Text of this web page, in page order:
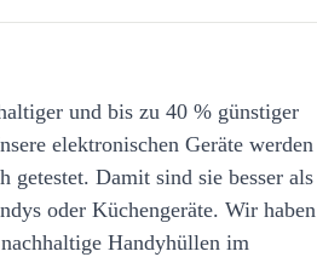
und bis zu 40 % günstiger
elektronischen Geräte werden
getestet. Damit sind sie besser als
oder Küchengeräte. Wir haben
Handyhüllen im